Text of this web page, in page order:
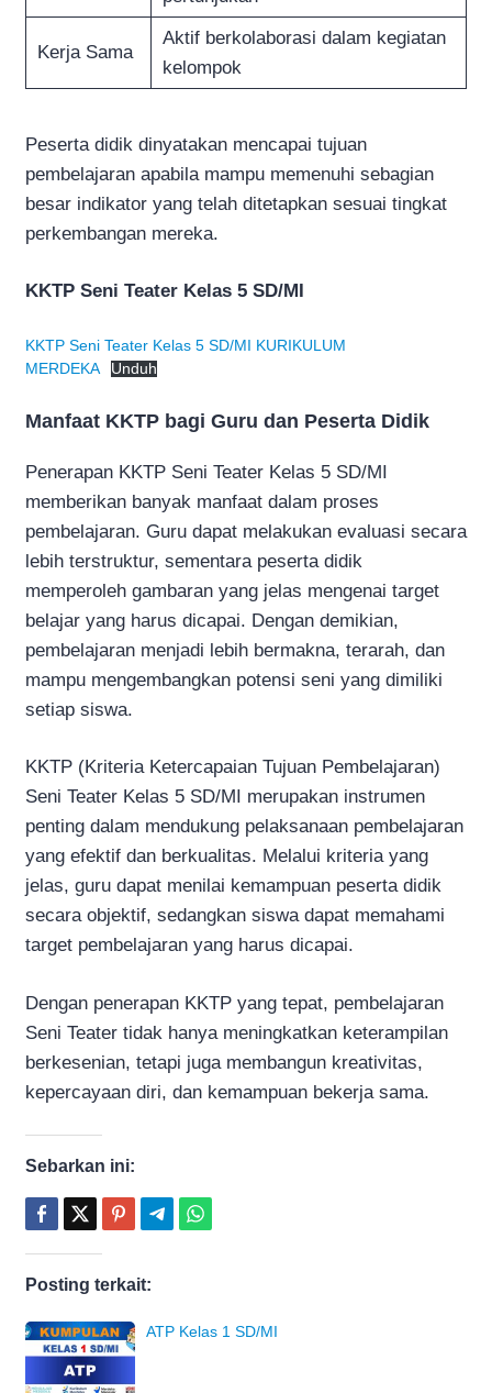
Kerja Sama
Aktif berkolaborasi dalam kegiatan
kelompok
Peserta didik dinyatakan mencapai tujuan
pembelajaran apabila mampu memenuhi sebagian
besar indikator yang telah ditetapkan sesuai tingkat
perkembangan mereka.
KKTP Seni Teater Kelas 5 SD/MI
KKTP Seni Teater Kelas 5 SD/MI KURIKULUM
MERDEKA
Unduh
Manfaat KKTP bagi Guru dan Peserta Didik
Penerapan KKTP Seni Teater Kelas 5 SD/MI
memberikan banyak manfaat dalam proses
pembelajaran. Guru dapat melakukan evaluasi secara
lebih terstruktur, sementara peserta didik
memperoleh gambaran yang jelas mengenai target
belajar yang harus dicapai. Dengan demikian,
pembelajaran menjadi lebih bermakna, terarah, dan
mampu mengembangkan potensi seni yang dimiliki
setiap siswa.
KKTP (Kriteria Ketercapaian Tujuan Pembelajaran)
Seni Teater Kelas 5 SD/MI merupakan instrumen
penting dalam mendukung pelaksanaan pembelajaran
yang efektif dan berkualitas. Melalui kriteria yang
jelas, guru dapat menilai kemampuan peserta didik
secara objektif, sedangkan siswa dapat memahami
target pembelajaran yang harus dicapai.
Dengan penerapan KKTP yang tepat, pembelajaran
Seni Teater tidak hanya meningkatkan keterampilan
berkesenian, tetapi juga membangun kreativitas,
kepercayaan diri, dan kemampuan bekerja sama.
Sebarkan ini:
Posting terkait:
ATP Kelas 1 SD/MI